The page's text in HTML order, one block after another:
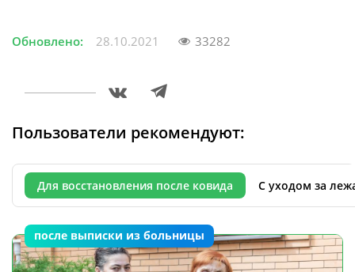
Обновлено: 28.10.2021 33282
Пользователи рекомендуют:
Для восстановления после ковида С уходом за
после выписки из больницы